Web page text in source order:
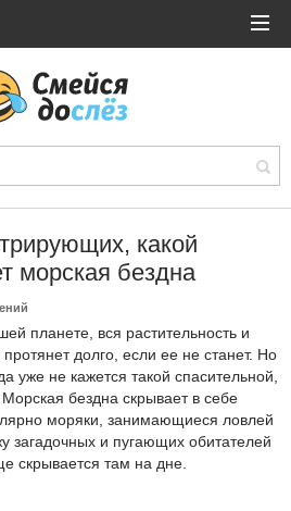
какой
морская бездна
планете, вся растительность и
долго, если ее не станет. Но
уже не кажется такой спасительной,
бездна скрывает в себе
моряки, занимающиеся ловлей
загадочных и пугающих обитателей
скрывается там на дне.